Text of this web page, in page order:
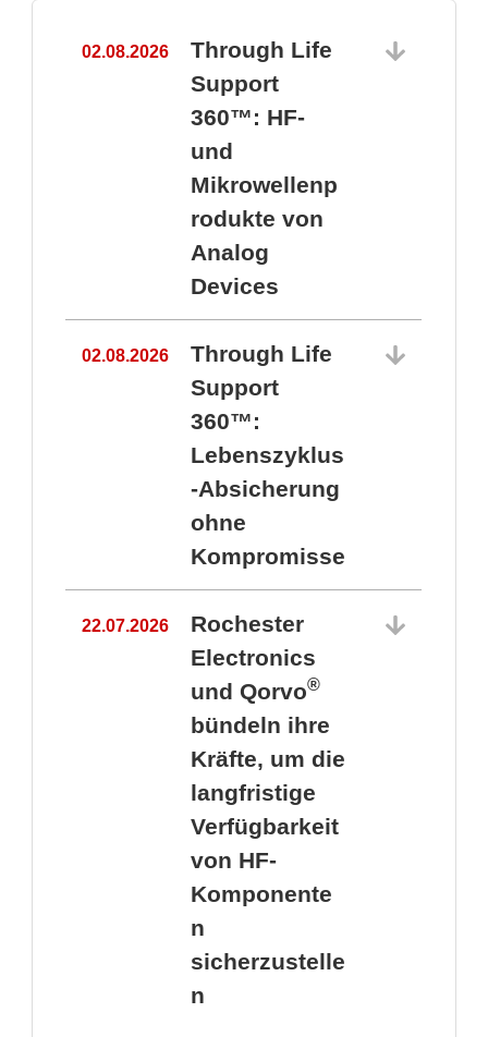
02.08.2026
Through Life
Support
360™: HF-
und
Mikrowellenp
rodukte von
Analog
Devices
02.08.2026
Through Life
Support
360™:
Lebenszyklus
-Absicherung
ohne
Kompromisse
22.07.2026
Rochester
Electronics
und Qorvo®
bündeln ihre
Kräfte, um die
langfristige
Verfügbarkeit
von HF-
Komponente
n
sicherzustelle
n